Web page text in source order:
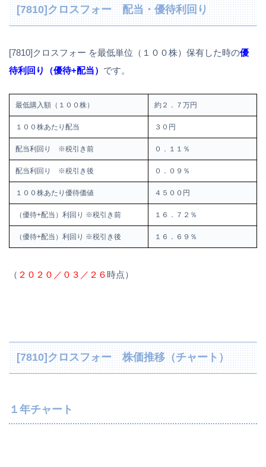
[7810]クロスフォー 配当・優待利回り
[7810]クロスフォー を最低単位（１００株）保有した時の優
待利回り（優待+配当） です。
最低購入額（１００株） 約２．７万円
１００株あたり配当 ３０円
配当利回り ※税引き前 ０．１１％
配当利回り ※税引き後 ０．０９％
１００株あたり優待価値 ４５００円
（優待+配当）利回り ※税引き前 １６．７２％
（優待+配当）利回り ※税引き後 １６．６９％
（ ２０２０／０３／２６時点）
[7810]クロスフォー 株価推移（チャート）
１年チャート